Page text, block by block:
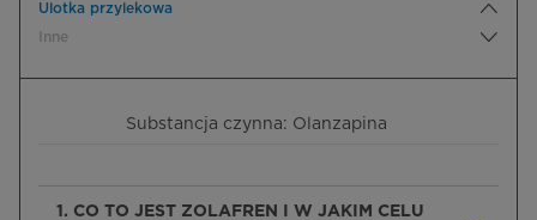
Ulotka przylekowa
Inne
Substancja czynna: Olanzapina
1. CO TO JEST ZOLAFREN I W JAKIM CELU